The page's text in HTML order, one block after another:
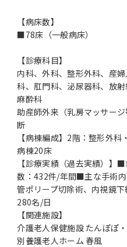
【病床数】
■78床（一般病床）
【診療科目】
内科、外科、整形外科、産
科、肛門科、泌尿器科、放
麻酔科
助産師外来（乳房マッサー
断
【病棟編成】2階：整形外
病棟20床
【診療実績（過去実績）
数：432件/年間■主な手術
管ポリープ切除術、内視鏡
280名/日
【関連施設】
介護老人保健施設 たんぽぽ
別養護老人ホーム 春風